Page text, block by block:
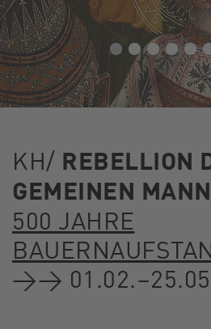
KH/ REBELLION
GEMEINEN
500 JAHRE
→→